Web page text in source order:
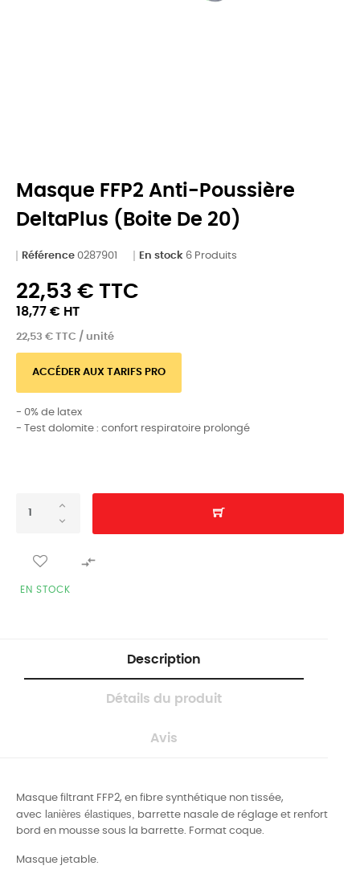
Masque FFP2 Anti-Poussière
DeltaPlus (Boite De 20)
Référence 0287901 En stock 6 Produits
22,53 € TTC
18,77 € HT
22,53 € TTC / unité
ACCÉDER AUX TARIFS PRO
- 0% de latex
- Test dolomite : confort respiratoire prolongé

EN STOCK
Description
Détails du produit
Avis
Masque filtrant FFP2, en fibre synthétique non tissée,
avec lanières élastiques,
barrette nasale de réglage et renfort
bord en mousse sous la barrette. Format coque.
Masque jetable.